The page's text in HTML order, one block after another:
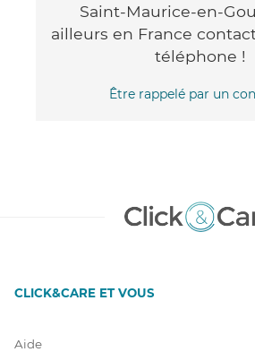
Saint-Maurice-en-
ailleurs en France
téléphone !
Être rappelé par un
CLICK&CARE ET VOUS
Aide